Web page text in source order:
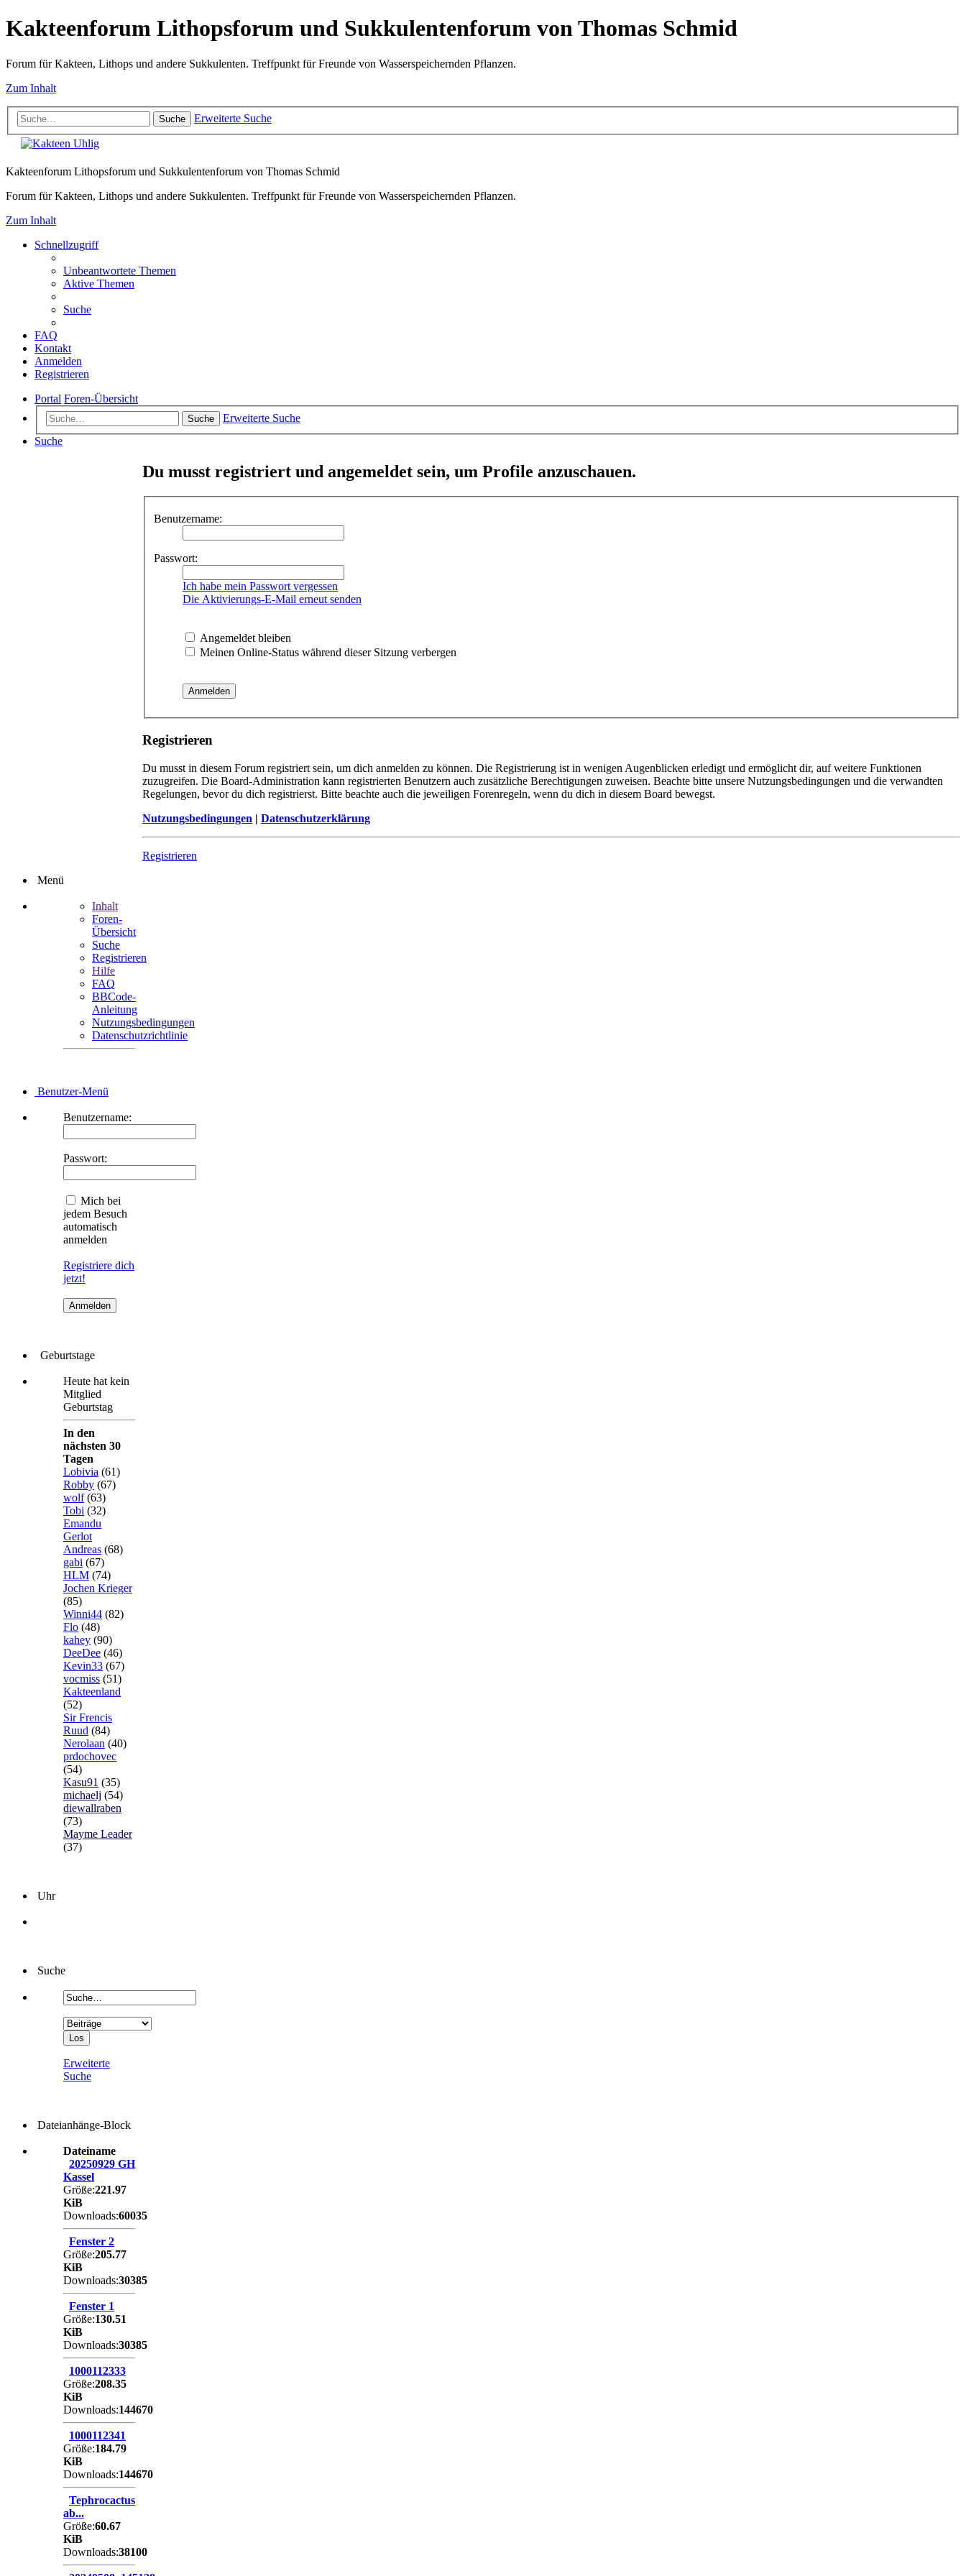
Kakteenforum Lithopsforum und Sukkulentenforum von Thomas Schmid
Forum für Kakteen, Lithops und andere Sukkulenten. Treffpunkt für Freunde von Wasserspeichernden Pflanzen.
Zum Inhalt
Suche Erweiterte Suche
Kakteenforum Lithopsforum und Sukkulentenforum von Thomas Schmid
Forum für Kakteen, Lithops und andere Sukkulenten. Treffpunkt für Freunde von Wasserspeichernden Pflanzen.
Zum Inhalt
Schnellzugriff
Unbeantwortete Themen
Aktive Themen
Suche
FAQ
Kontakt
Anmelden
Registrieren
Portal Foren-Übersicht
Suche
Erweiterte Suche
Suche
Du musst registriert und angemeldet sein, um Profile anzuschauen.
Benutzername:
Passwort:
Ich habe mein Passwort vergessen
Die Aktivierungs-E-Mail erneut senden
Angemeldet bleiben
Meinen Online-Status während dieser Sitzung verbergen
Registrieren
Du musst in diesem Forum registriert sein, um dich anmelden zu können. Die Registrierung ist in wenigen Augenblicken erledigt und ermöglicht dir, auf weitere Funktionen
zuzugreifen. Die Board-Administration kann registrierten Benutzern auch zusätzliche Berechtigungen zuweisen. Beachte bitte unsere Nutzungsbedingungen und die verwandten
Regelungen, bevor du dich registrierst. Bitte beachte auch die jeweiligen Forenregeln, wenn du dich in diesem Board bewegst.
Nutzungsbedingungen | Datenschutzerklärung
Registrieren
Menü
Inhalt
Foren-
Übersicht
Suche
Registrieren
Hilfe
FAQ
BBCode-
Anleitung
Nutzungsbedingungen
Datenschutzrichtlinie
Benutzer-Menü
Benutzername:
Passwort:
Mich bei
jedem Besuch
automatisch
anmelden
Registriere dich
jetzt!
Geburtstage
Heute hat kein
Mitglied
Geburtstag
In den
nächsten 30
Tagen
Lobivia (61)
Robby (67)
wolf (63)
Tobi (32)
Emandu
Gerlot
Andreas (68)
gabi (67)
HLM (74)
Jochen Krieger
(85)
Winni44 (82)
Flo (48)
kahey (90)
DeeDee (46)
Kevin33 (67)
vocmiss (51)
Kakteenland
(52)
Sir Frencis
Ruud (84)
Nerolaan (40)
prdochovec
(54)
Kasu91 (35)
michaelj (54)
diewallraben
(73)
Mayme Leader
(37)
Uhr
Suche
Erweiterte
Suche
Dateianhänge-Block
Dateiname
20250929 GH
Kassel
Größe:221.97
KiB
Downloads:60035
Fenster 2
Größe:205.77
KiB
Downloads:30385
Fenster 1
Größe:130.51
KiB
Downloads:30385
1000112333
Größe:208.35
KiB
Downloads:144670
1000112341
Größe:184.79
KiB
Downloads:144670
Tephrocactus
ab...
Größe:60.67
KiB
Downloads:38100